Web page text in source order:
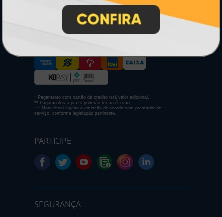
PAGUE COM
* Pagamento com cartão de crédito terá valor adicional.
** Pagamentos a prazo poderão ter acréscimo.
*** Nota fiscal sujeita a emissão de acordo com prestador de
serviço, conforme legislação pertinente.
PARTICIPE
SEGURANÇA